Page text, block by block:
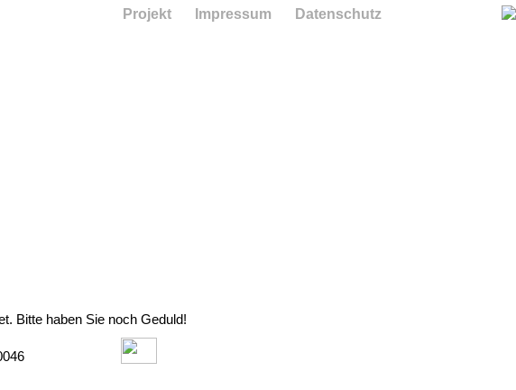
Bitte haben Sie noch Geduld!
Projekt Impressum Datenschutz